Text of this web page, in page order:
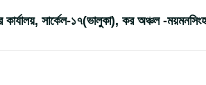
কার্যালয়, সার্কেল-১৭(ভালুকা), কর অঞ্চল -